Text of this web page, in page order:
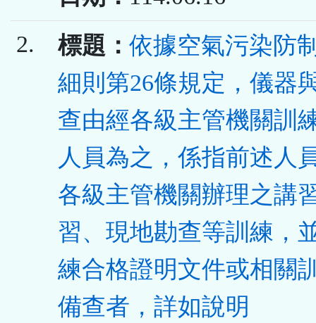
2.
標題：依據空氣污染防
細則第26條規定，儀器
查由經各級主管機關訓
人員為之，係指前述人
各級主管機關辦理之講
習、現地勘查等訓練，
練合格證明文件或相關
備查者，詳如說明